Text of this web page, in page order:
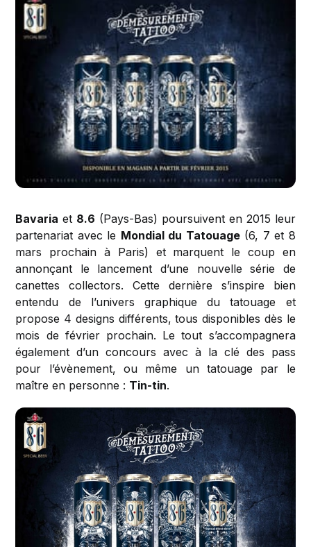
Bavaria et 8.6 (Pays-Bas) poursuivent en 2015 leur
partenariat avec le Mondial du Tatouage(6, 7 et 8
mars prochain à Paris) et marquent le coup en
annonçant le lancement d’une nouvelle série de
canettes collectors. Cette dernière s’inspire bien
entendu de l’univers graphique du tatouage et
propose 4 designs différents, tous disponibles dès le
mois de février prochain. Le tout s’accompagnera
également d’un concours avec à la clé des pass
pour l’évènement, ou même un tatouage par le
maître en personne : Tin-tin.